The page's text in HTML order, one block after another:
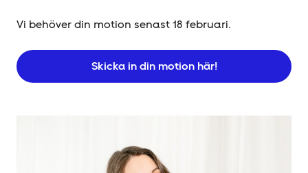
Vi behöver din motion senast 18 februari.
Skicka in din motion här!